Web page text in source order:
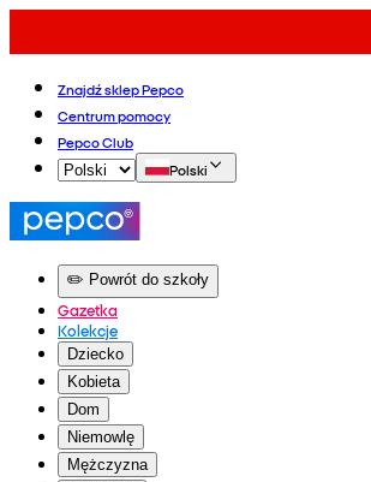
Znajdź sklep Pepco
Centrum pomocy
Pepco Club
Polski
✏️ Powrót do szkoły
Gazetka
Kolekcje
Dziecko
Kobieta
Dom
Niemowlę
Mężczyzna